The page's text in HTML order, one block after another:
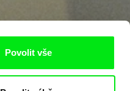
Povolit vše